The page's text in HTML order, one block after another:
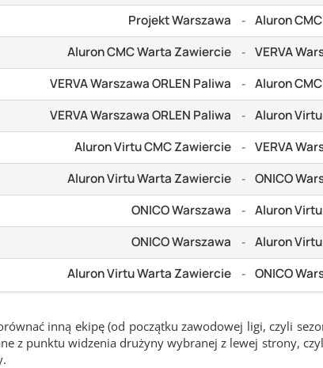
Projekt Warszawa - Aluron
Aluron CMC Warta Zawiercie - VERVA
VERVA Warszawa ORLEN Paliwa - Aluron
VERVA Warszawa ORLEN Paliwa - Aluron
Aluron Virtu CMC Zawiercie - VERVA
Aluron Virtu Warta Zawiercie - ONICO
ONICO Warszawa - Aluron
ONICO Warszawa - Aluron
Aluron Virtu Warta Zawiercie - ONICO
inną ekipę (od początku zawodowej ligi, czyli
z punktu widzenia drużyny wybranej z lewej strony,